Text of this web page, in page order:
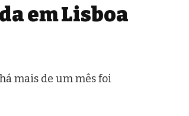
em Lisboa
mais de um mês foi